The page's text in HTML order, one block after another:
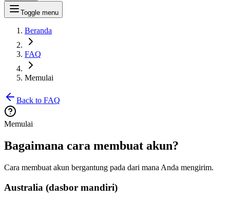
Toggle menu
Beranda
FAQ
Memulai
Back to FAQ
Memulai
Bagaimana cara membuat akun?
Cara membuat akun bergantung pada dari mana Anda mengirim.
Australia (dasbor mandiri)